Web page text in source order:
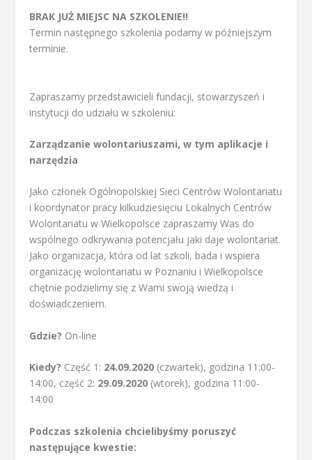
BRAK JUŻ MIEJSC NA SZKOLENIE!!
Termin następnego szkolenia podamy w późniejszym
terminie.
Zapraszamy przedstawicieli fundacji, stowarzyszeń i
instytucji do udziału w szkoleniu:
Zarządzanie wolontariuszami, w tym aplikacje i
narzędzia
Jako członek Ogólnopolskiej Sieci Centrów Wolontariatu
i koordynator pracy kilkudziesięciu Lokalnych Centrów
Wolontariatu w Wielkopolsce zapraszamy Was do
wspólnego odkrywania potencjału jaki daje wolontariat.
Jako organizacja, która od lat szkoli, bada i wspiera
organizację wolontariatu w Poznaniu i Wielkopolsce
chętnie podzielimy się z Wami swoją wiedzą i
doświadczeniem.
Gdzie? On-line
Kiedy? Część 1: 24.09.2020 (czwartek), godzina 11:00-
14:00, część 2: 29.09.2020 (wtorek), godzina 11:00-
14:00
Podczas szkolenia chcielibyśmy poruszyć
następujące kwestie: